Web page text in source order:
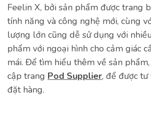
Feelin X, bởi sản phẩm được trang
tính năng và công nghệ mới, cùng
lượng lớn cũng dễ sử dụng với
phẩm với ngoại hình cho cảm giác
mái. Để tìm hiểu thêm về sản
cập trang Pod Supplier, để được
đặt hàng.